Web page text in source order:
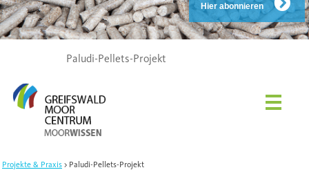
Paludi-Pellets-Projekt
Hier abonnieren
Projekte & Praxis Paludi-Pellets-Projekt